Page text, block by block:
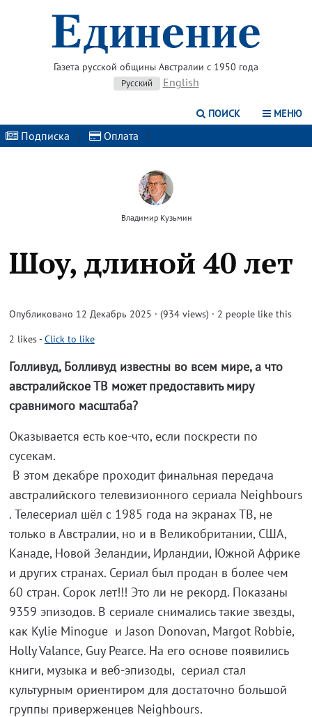
Газета русской общины Австралии с 1950 года
Русский English
ПОИСК МЕНЮ
Подписка | Оплата |
Владимир Кузьмин
Шоу, длиной 40 лет
Опубликовано 12 Декабрь 2025 · (934 views) · 2 people like this
2 likes-Click to like
Голливуд, Болливуд известны во всем мире, а что
австралийское ТВ может предоставить миру
сравнимого масштаба?
Оказывается есть кое-что, если поскрести по
сусекам.
В этом декабре проходит финальная передача
австралийского телевизионного сериала Neighbours
. Телесериал шёл с 1985 года на экранах ТВ, не
только в Австралии, но и в Великобритании, США,
Канаде, Новой Зеландии, Ирландии, Южной Африке
и других странах. Сериал был продан в более чем
60 стран. Сорок лет!!! Это ли не рекорд. Показаны
9359 эпизодов. В сериале снимались такие звезды,
как Kylie Minogue и Jason Donovan, Margot Robbie,
Holly Valance, Guy Pearce. На его основе появились
книги, музыка и веб-эпизоды, сериал стал
культурным ориентиром для достаточно большой
группы приверженцев Neighbours.